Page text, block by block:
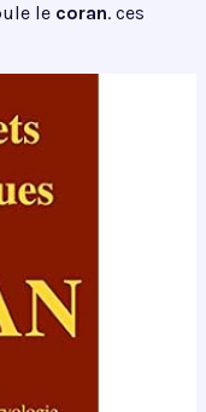
le coran. ces